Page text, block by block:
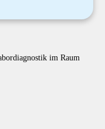
im Raum